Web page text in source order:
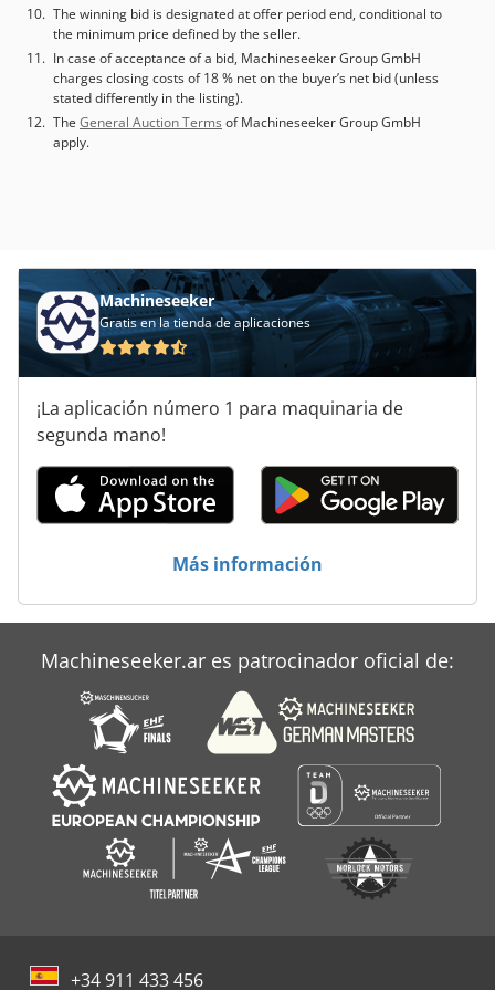
The winning bid is designated at offer period end, conditional to
the minimum price defined by the seller.
In case of acceptance of a bid, Machineseeker Group GmbH
charges closing costs of 18 % net on the buyer’s net bid (unless
stated differently in the listing).
The General Auction Terms of Machineseeker Group GmbH
apply.
Machineseeker
Gratis en la tienda de aplicaciones
¡La aplicación número 1 para maquinaria de
segunda mano!
Más información
Machineseeker.ar es patrocinador oficial de:
+34 911 433 456